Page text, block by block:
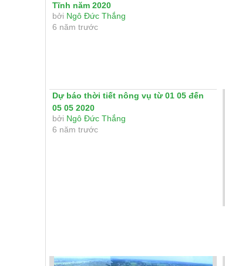
Tĩnh năm 2020
bởi Ngô Đức Thắng
6 năm trước
Dự báo thời tiết nông vụ từ 01 05 đến
05 05 2020
bởi Ngô Đức Thắng
6 năm trước